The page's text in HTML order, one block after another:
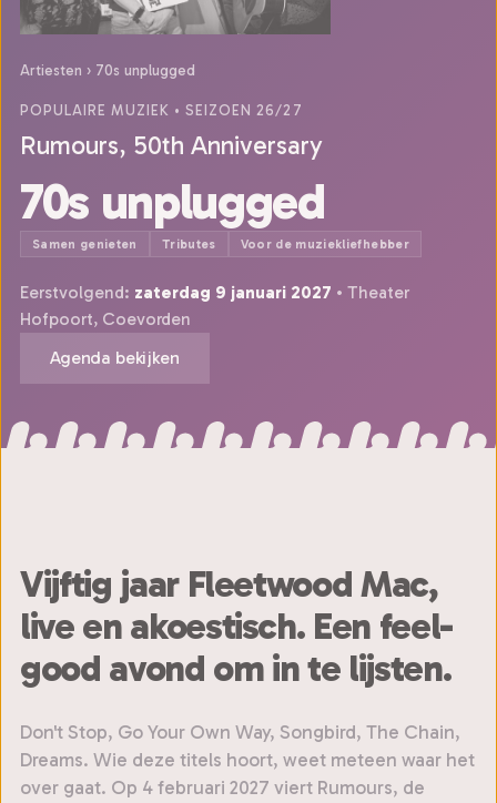
Artiesten › 70s unplugged
POPULAIRE MUZIEK • SEIZOEN 26/27
Rumours, 50th Anniversary
70s unplugged
Samen genieten Tributes Voor de muziekliefhebber
Eerstvolgend: zaterdag 9 januari 2027 • Theater
Hofpoort, Coevorden
Agenda bekijken
Vijftig jaar Fleetwood Mac,
live en akoestisch. Een feel-
good avond om in te lijsten.
Don't Stop, Go Your Own Way, Songbird, The Chain,
Dreams. Wie deze titels hoort, weet meteen waar het
over gaat. Op 4 februari 2027 viert Rumours, de